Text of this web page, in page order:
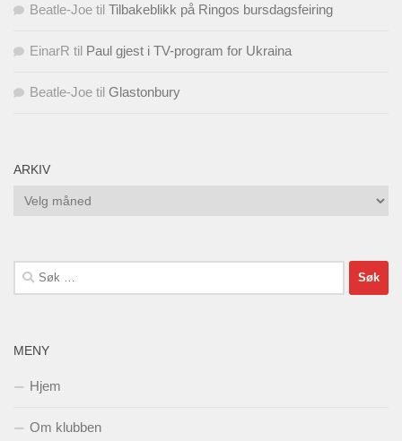
Beatle-Joe til Tilbakeblikk på Ringos bursdagsfeiring
EinarR til Paul gjest i TV-program for Ukraina
Beatle-Joe til Glastonbury
ARKIV
Arkiv
Søk
etter:
MENY
Hjem
Om klubben